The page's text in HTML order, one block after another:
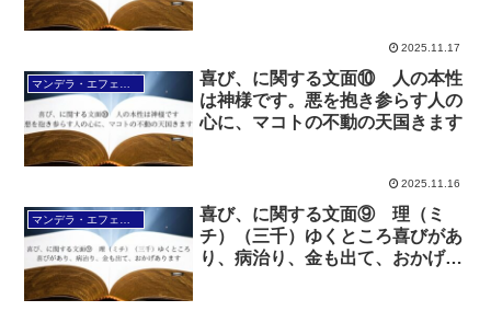
2025.11.17
喜び、に関する文面⑩ 人の本性
は神様です。悪を抱き参らす人の
心に、マコトの不動の天国きます
2025.11.16
喜び、に関する文面⑨ 理（ミ
チ）（三千）ゆくところ喜びがあ
り、病治り、金も出て、おかげあ